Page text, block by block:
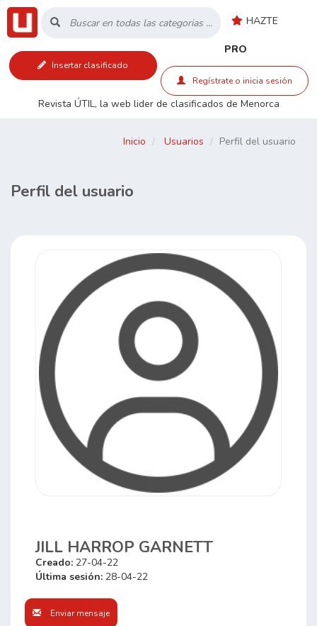
HAZTE
PRO
Insertar clasificado
Regístrate o inicia sesión
Revista ÚTIL, la web lider de clasificados de Menorca
Inicio
RSS
Inicio Usuarios Perfil del usuario
Perfil del usuario
JILL HARROP GARNETT
Creado: 27-04-22
Última sesión: 28-04-22
Enviar mensaje